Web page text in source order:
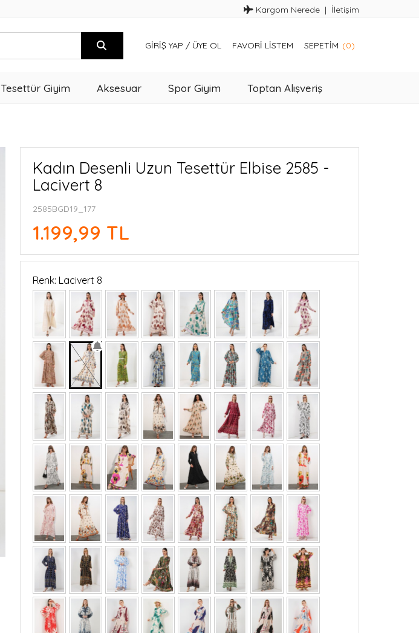
Kargom Nerede İletişim
GIRIŞ YAP / ÜYE OL FAVORI LISTEM SEPETIM (0)
Tesettür Giyim Aksesuar Spor Giyim Toptan Alışveriş
Kadın Desenli Uzun Tesettür Elbise 2585 -
Lacivert 8
2585BGD19_177
1.199,99 TL
Renk: Lacivert 8